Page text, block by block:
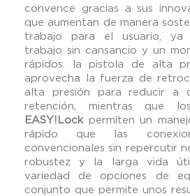
convence gracias a sus
que aumentan de manera
trabajo para el usuario, ya
trabajo sin cansancio y un
rápidos. la pistola de alta
aprovecha la fuerza de
alta presión para reducir a
retención, mientras que
EASY!Lockpermiten un
rápido que las
convencionales sin repercutir
robustez y la larga vida
variedad de opciones de
conjunto que permite unos